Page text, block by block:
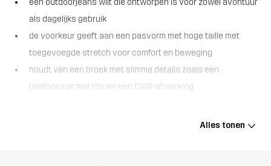
als dagelijks gebruik
de voorkeur geeft aan een pasvorm met hoge taille met
toegevoegde stretch voor comfort en beweging
houdt van een broek met slimme details zoals een
telefoonzak met rits en een DWR-afwerking
uiterlijk van jeans met functionaliteit voor buiten. Gemaakt van
Alles tonen